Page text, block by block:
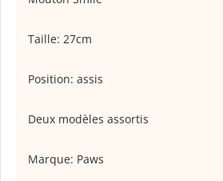
Taille: 27cm
Position: assis
Deux modèles assortis
Marque: Paws